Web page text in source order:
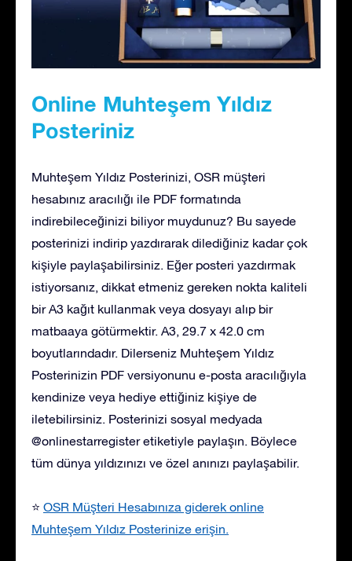
Online Muhteşem Yıldız
Posteriniz
Muhteşem Yıldız Posterinizi, OSR müşteri
hesabınız aracılığı ile PDF formatında
indirebileceğinizi biliyor muydunuz? Bu sayede
posterinizi indirip yazdırarak dilediğiniz kadar çok
kişiyle paylaşabilirsiniz. Eğer posteri yazdırmak
istiyorsanız, dikkat etmeniz gereken nokta kaliteli
bir A3 kağıt kullanmak veya dosyayı alıp bir
matbaaya götürmektir. A3, 29.7 x 42.0 cm
boyutlarındadır. Dilerseniz Muhteşem Yıldız
Posterinizin PDF versiyonunu e-posta aracılığıyla
kendinize veya hediye ettiğiniz kişiye de
iletebilirsiniz. Posterinizi sosyal medyada
@onlinestarregister etiketiyle paylaşın. Böylece
tüm dünya yıldızınızı ve özel anınızı paylaşabilir.
⭐ OSR Müşteri Hesabınıza giderek online
Muhteşem Yıldız Posterinize erişin.